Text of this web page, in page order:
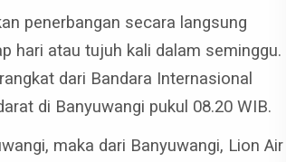
penerbangan secara langsung
hari atau tujuh kali dalam seminggu.
dari Bandara Internasional
di Banyuwangi pukul 08.20 WIB.
maka dari Banyuwangi, Lion Air